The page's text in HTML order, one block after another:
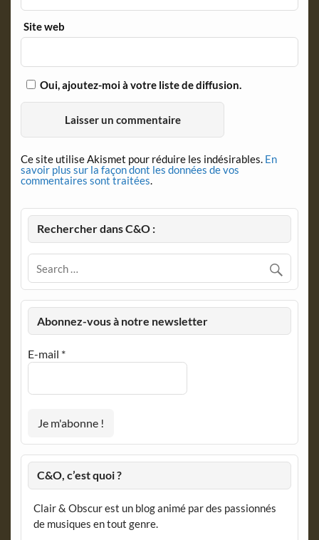
Site web
Oui, ajoutez-moi à votre liste de diffusion.
Ce site utilise Akismet pour réduire les indésirables. En
savoir plus sur la façon dont les données de vos
commentaires sont traitées.
Rechercher dans C&O :
Abonnez-vous à notre newsletter
E-mail *
C&O, c’est quoi ?
Clair & Obscur est un blog animé par des passionnés
de musiques en tout genre.